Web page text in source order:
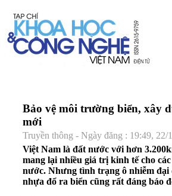
Bảo vệ môi trường biển, xây
mới
Truyền thông - Ngày đăng : 19:49, 22/
Việt Nam là đất nước với hơn
mang lại nhiều giá trị kinh tế cho
nước. Nhưng tình trạng ô nhiễm
nhựa đổ ra biển cũng rất đáng báo